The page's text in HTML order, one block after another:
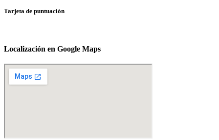
Tarjeta de puntuación
Localización en Google Maps